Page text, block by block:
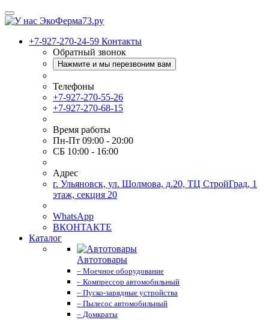
+7-927-270-24-59 Контакты
Обратный звонок
Нажмите и мы перезвоним вам
Телефоны
+7-927-270-55-26
+7-927-270-68-15
Время работы
Пн-Пт 09:00 - 20:00
СБ 10:00 - 16:00
Адрес
г. Ульяновск, ул. Шолмова, д.20, ТЦ СтройГрад, 1
этаж, секция 20
WhatsApp
ВКОНТАКТЕ
Каталог
Автотовары
– Моечное оборудование
– Компрессор автомобильный
– Пуско-зарядные устройства
– Пылесос автомобильный
– Домкраты